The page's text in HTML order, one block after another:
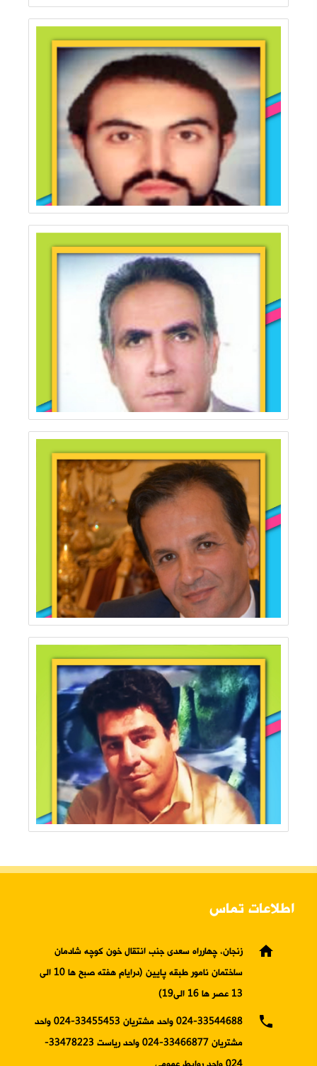
اطلاعات تماس
home
زنجان، چهارراه سعدی جنب انتقال خون کوچه شادمان
ساختمان نامور طبقه پایین (درایام هفته صبح ها 10 الی
13 عصر ها 16 الی19)
phone
024-33544688 واحد مشتریان 33455453-024 واحد
مشتریان 33466877-024 واحد ریاست 33478223-